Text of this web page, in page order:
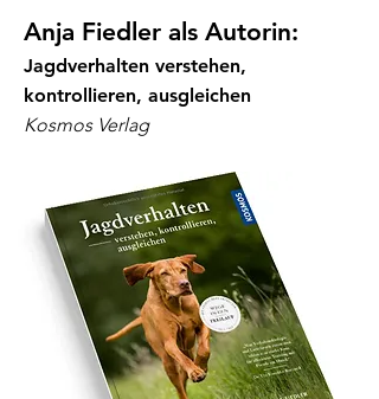
Anja Fiedler als Autorin:
Jagdverhalten verstehen,
kontrollieren, ausgleichen
Kosmos Verlag